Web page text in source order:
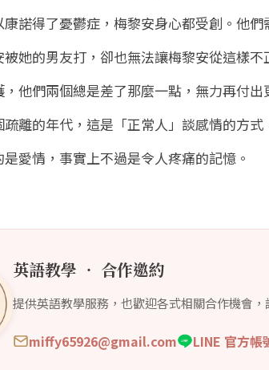
諾得了憂鬱症，梅黎安身心都受創。他
她的男友打，卻也無法讓梅黎安從這樣
他們兩個總是差了那麼一點，無力再付
疏離的年代，這是「正常人」談感情的方
愛情，事實上不過是令人疼痛的記憶。
英語教學 ‧ 合作邀約
提供英語教學服務，也歡迎各式相關合作機會，
miffy65926@gmail.com LINE 官方帳